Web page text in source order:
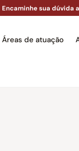
Encaminhe sua dúvida
Áreas de atuação